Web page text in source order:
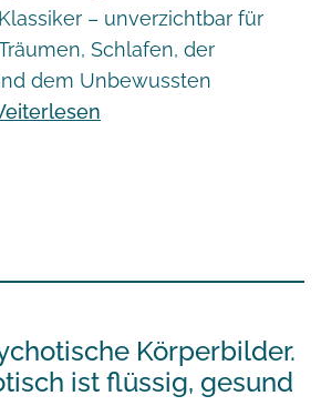
– unverzichtbar für
Schlafen, der
dem Unbewussten
Körperbilder.
ist flüssig, gesund